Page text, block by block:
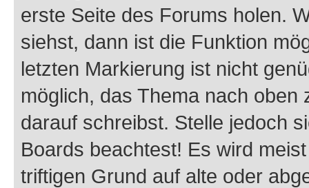
erste Seite des Forums holen.
siehst, dann ist die Funktion
letzten Markierung ist nicht
möglich, das Thema nach oben
darauf schreibst. Stelle jedoch
Boards beachtest! Es wird
triftigen Grund auf alte oder